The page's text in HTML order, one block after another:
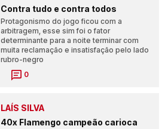
Contra tudo e contra todos
Protagonismo do jogo ficou com a
arbitragem, esse sim foi o fator
determinante para a noite terminar com
muita reclamação e insatisfação pelo lado
rubro-negro
0
LAÍS SILVA
40x Flamengo campeão carioca